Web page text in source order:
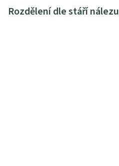
Rozdělení dle stáří nálezu